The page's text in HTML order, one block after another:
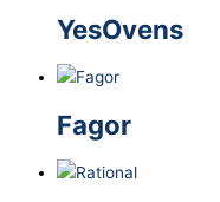
YesOvens
Fagor